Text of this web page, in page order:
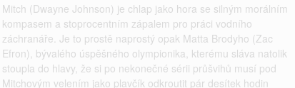
Mitch (Dwayne Johnson) je chlap jako hora se silným morálním
kompasem a stoprocentním zápalem pro práci vodního
záchranáře. Je to prostě naprostý opak Matta Brodyho (Zac
Efron), bývalého úspěšného olympionika, kterému sláva natolik
stoupla do hlavy, že si po nekonečné sérii průšvihů musí pod
Mitchovým velením jako plavčík odkroutit pár desítek hodin